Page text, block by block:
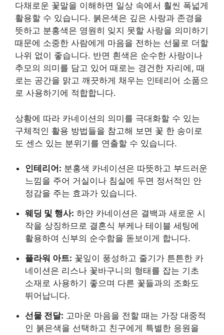
다채로운 꽃말을 이해하면 일상 속에서 훨씬 폭넓게
활용할 수 있습니다. 붉은색은 깊은 사랑과 존경을
뜻하고 분홍색은 영원히 잊지 못할 사랑을 의미하기
때문에 소중한 사람에게 마음을 전하는 선물로 더할
나위 없이 좋습니다. 반면 흰색은 순수한 사랑이나
추모의 의미를 담고 있어 때로는 경건한 자리에, 때
로는 공간을 맑고 깨끗하게 채우는 인테리어 소품으
로 사용하기에 적합합니다.
상황에 따라 카네이션의 의미를 극대화할 수 있는
구체적인 활용 방법들을 참고해 보면 꽃 한 송이로
도 센스 있는 분위기를 연출할 수 있습니다.
인테리어: 분홍색 카네이션은 따뜻하고 부드러운
느낌을 주어 거실이나 침실에 두면 정서적인 안
정감을 주는 효과가 있습니다.
웨딩 및 행사: 하얀 카네이션은 결백과 새로운 시
작을 상징하므로 결혼식 부케나 테이블 세팅에
활용하여 신부의 순수함을 돋보이게 합니다.
플라워 아트: 꽃잎이 풍성하고 줄기가 튼튼한 카
네이션은 리스나 꽃바구니의 형태를 잡는 기초
소재로 사용하기 좋으며 다른 꽃들과의 조화도
뛰어납니다.
선물 전달: 고마운 마음을 전할 때는 가장 대중적
인 붉은색을 선택하고 친구에게 특별한 응원을